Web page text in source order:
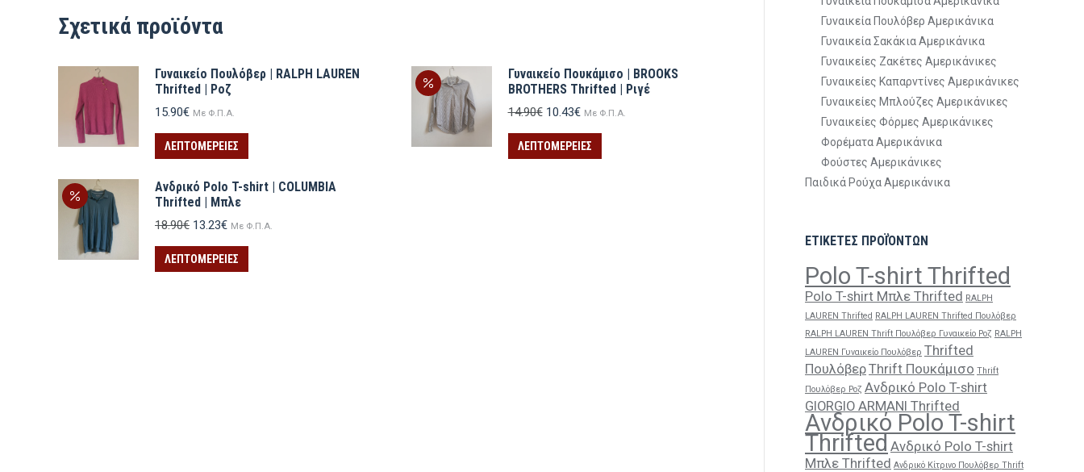
Σχετικά προϊόντα
Γυναικείο Πουλόβερ | RALPH LAUREN
Thrifted | Ροζ
15.90€ Με Φ.Π.Α.
ΛΕΠΤΟΜΈΡΕΙΕΣ
Γυναικείο Πουκάμισο | BROOKS
BROTHERS Thrifted | Ριγέ
14.90€ Original
was:
14.90€.
10.43€Η
τιμή
είναι:
Με Φ.Π.Α.
ΛΕΠΤΟΜΈΡΕΙΕΣ
Ανδρικό Polo T-shirt | COLUMBIA
Thrifted | Μπλε
18.90€ Original
was:
18.90€.
13.23€Η
τιμή
είναι:
Με Φ.Π.Α.
ΛΕΠΤΟΜΈΡΕΙΕΣ
Γυναικεία Πουλόβερ Αμερικάνικα
Γυναικεία Σακάκια Αμερικάνικα
Γυναικείες Ζακέτες Αμερικάνικες
Γυναικείες Καπαρντίνες Αμερικάνικες
Γυναικείες Μπλούζες Αμερικάνικες
Γυναικείες Φόρμες Αμερικάνικες
Φορέματα Αμερικάνικα
Φούστες Αμερικάνικες
Παιδικά Ρούχα Αμερικάνικα
ΕΤΙΚΕΤΕΣ ΠΡΟΪΌΝΤΩΝ
Polo T-shirt Thrifted
Polo T-shirt Μπλε Thrifted RALPH
LAUREN Thrifted RALPH LAUREN Thrifted Πουλόβερ
RALPH LAUREN Thrift Πουλόβερ Γυναικείο Ροζ RALPH
LAUREN Γυναικείο Πουλόβερ Thrifted
ΠουλόβερThrift Πουκάμισο Thrift
Πουλόβερ Ροζ Ανδρικό Polo T-shirt
GIORGIO ARMANI Thrifted
Ανδρικό Polo T-shirt
ThriftedΑνδρικό Polo T-shirt
Μπλε Thrifted Ανδρικό Κίτρινο Πουλόβερ Thrift